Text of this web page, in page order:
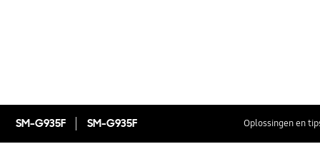
SM-G935F SM-G935F Oplossingen en